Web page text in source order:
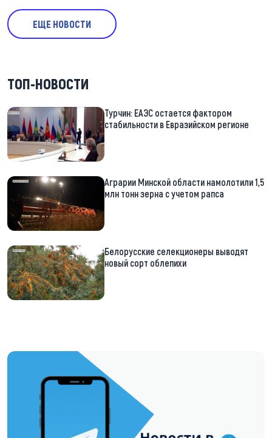
ЕЩЕ НОВОСТИ
ТОП-НОВОСТИ
Турчин: ЕАЭС остается фактором
стабильности в Евразийском регионе
Аграрии Минской области намолотили 1,5
млн тонн зерна с учетом рапса
Белорусские селекционеры выводят
новый сорт облепихи
https://t.me/minskctvby